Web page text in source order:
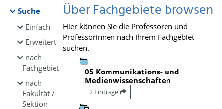
Suche
Einfach
Erweitert
nach
Fachgebiet
nach
Fakultät /
Sektion
Über Fachgebiete browsen
Hier können Sie die Professoren und
Professorinnen nach Ihrem Fachgebiet
suchen.
05 Kommunikations- und
Medienwissenschaften
2 Einträge